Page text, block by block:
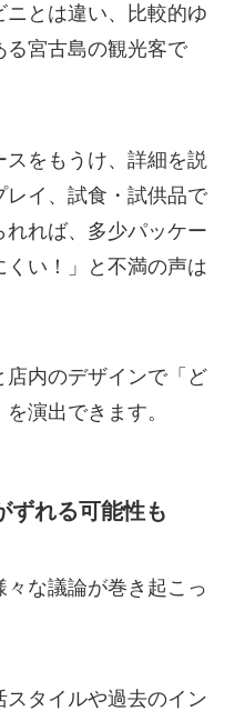
とは違い、比較的ゆ
る宮古島の観光客で
をもうけ、詳細を説
イ、試食・試供品で
れば、多少パッケー
い！」と不満の声は
内のデザインで「ど
演出できます。
ずれる可能性も
な議論が巻き起こっ
タイルや過去のイン